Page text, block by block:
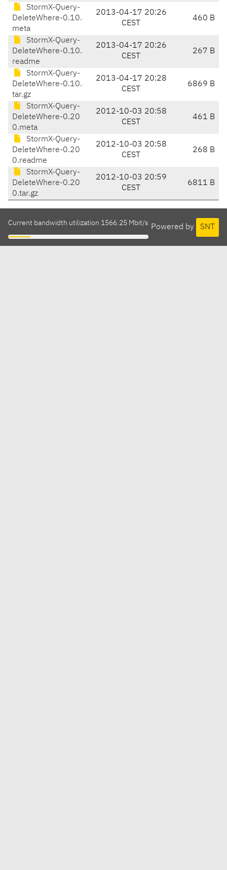
StormX-Query-
DeleteWhere-0.10.
meta
2013-04-17 20:26
CEST
460 B
StormX-Query-
DeleteWhere-0.10.
readme
2013-04-17 20:26
CEST
267 B
StormX-Query-
DeleteWhere-0.10.
tar.gz
2013-04-17 20:28
CEST
6869 B
StormX-Query-
DeleteWhere-0.20
0.meta
2012-10-03 20:58
CEST
461 B
StormX-Query-
DeleteWhere-0.20
0.readme
2012-10-03 20:58
CEST
268 B
StormX-Query-
DeleteWhere-0.20
0.tar.gz
2012-10-03 20:59
CEST
6811 B
Powered by SNT
Current bandwidth utilization 1566.25 Mbit/s